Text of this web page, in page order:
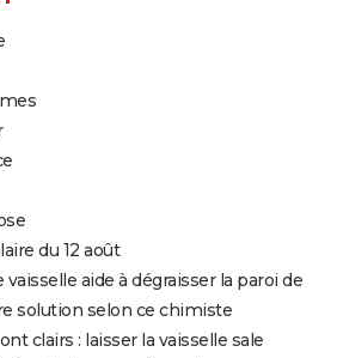
du 12 août
aide à dégraisser la paroi de
solution selon ce chimiste
clairs : laisser la vaisselle sale